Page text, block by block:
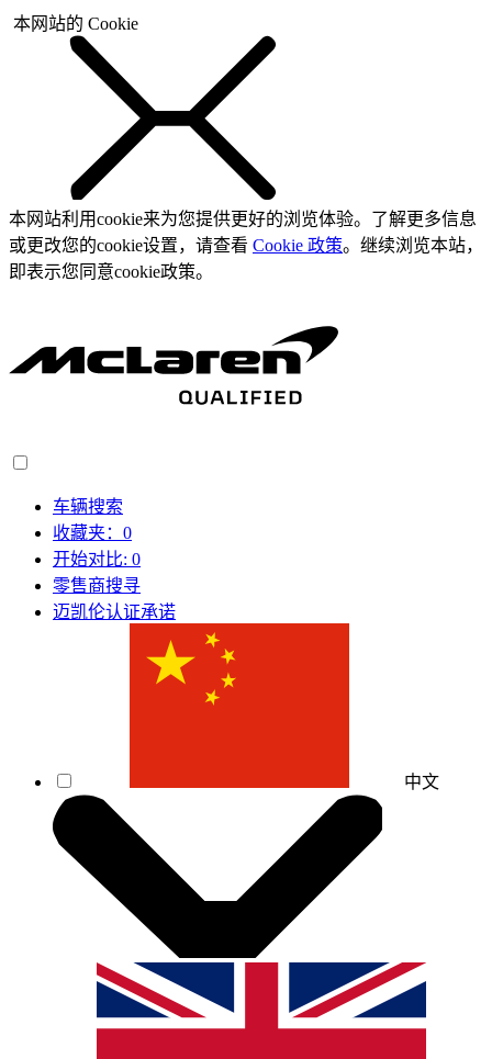
本网站的 Cookie
本网站利用cookie来为您提供更好的浏览体验。了解更多信息
或更改您的cookie设置，请查看 Cookie 政策。继续浏览本站，
即表示您同意cookie政策。
车辆搜索
收藏夹： 0
开始对比: 0
零售商搜寻
迈凯伦认证承诺
中文